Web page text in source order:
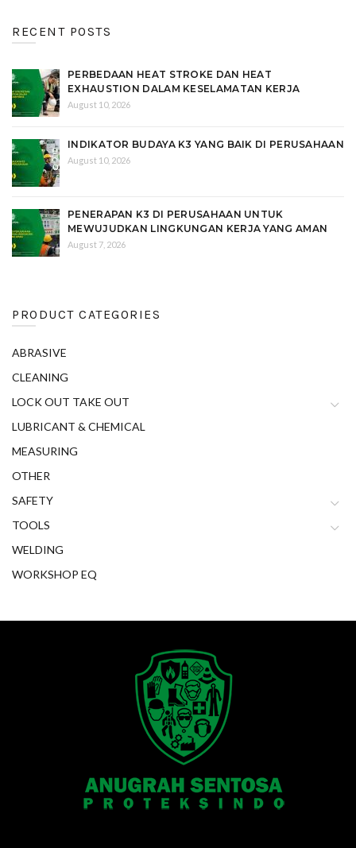
RECENT POSTS
PERBEDAAN HEAT STROKE DAN HEAT
EXHAUSTION DALAM KESELAMATAN KERJA
August 10, 2026
INDIKATOR BUDAYA K3 YANG BAIK DI PERUSAHAAN
August 10, 2026
PENERAPAN K3 DI PERUSAHAAN UNTUK
MEWUJUDKAN LINGKUNGAN KERJA YANG AMAN
August 7, 2026
PRODUCT CATEGORIES
ABRASIVE
CLEANING
LOCK OUT TAKE OUT
LUBRICANT & CHEMICAL
MEASURING
OTHER
SAFETY
TOOLS
WELDING
WORKSHOP EQ